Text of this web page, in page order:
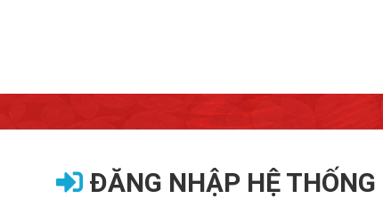
ĐĂNG NHẬP HỆ THỐNG